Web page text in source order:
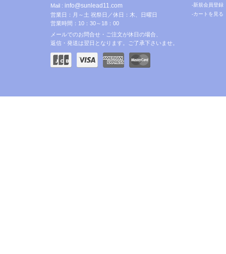
Mail : info@sunlead11.com
営業日：月～土 祝祭日／休日：木、日曜日
営業時間：10：30～18：00
メールでのお問合せ・ご注文が休日の場合、
返信・発送は翌日となります。ご了承下さいませ。
-新規会員登録
-カートを見る